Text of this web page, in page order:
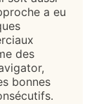
a eu
des
bonnes